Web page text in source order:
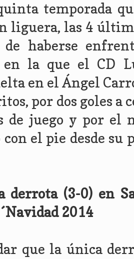
temporada
liguera, las 4
de haberse
en la que el CD
en el Ángel
por dos goles a
de juego y por el
con el pie desde su
derrota (3-0) en
2014
que la única